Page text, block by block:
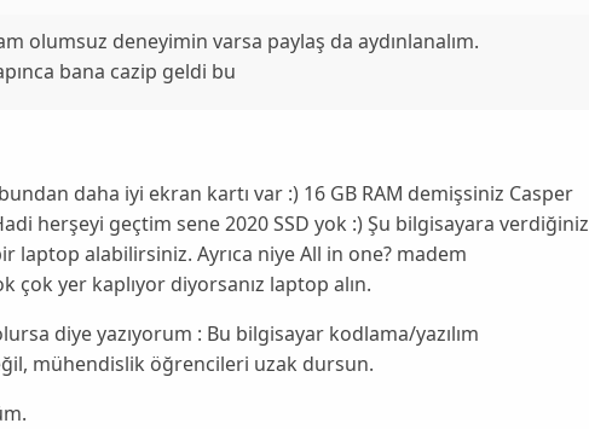
olumsuz deneyimin varsa paylaş da aydınlanalım.
bana cazip geldi bu
daha iyi ekran kartı var :) 16 GB RAM demişsiniz Casper
herşeyi geçtim sene 2020 SSD yok :) Şu bilgisayara verdiğiniz
laptop alabilirsiniz. Ayrıca niye All in one? madem
çok yer kaplıyor diyorsanız laptop alın.
diye yazıyorum : Bu bilgisayar kodlama/yazılım
mühendislik öğrencileri uzak dursun.